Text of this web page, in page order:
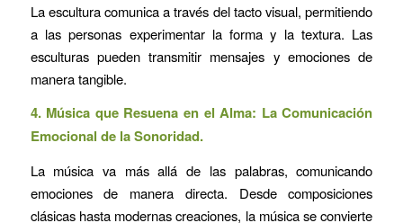
La escultura comunica a través del tacto visual, permitiendo
a las personas experimentar la forma y la textura. Las
esculturas pueden transmitir mensajes y emociones de
manera tangible.
4. Música que Resuena en el Alma: La Comunicación
Emocional de la Sonoridad.
La música va más allá de las palabras, comunicando
emociones de manera directa. Desde composiciones
clásicas hasta modernas creaciones, la música se convierte